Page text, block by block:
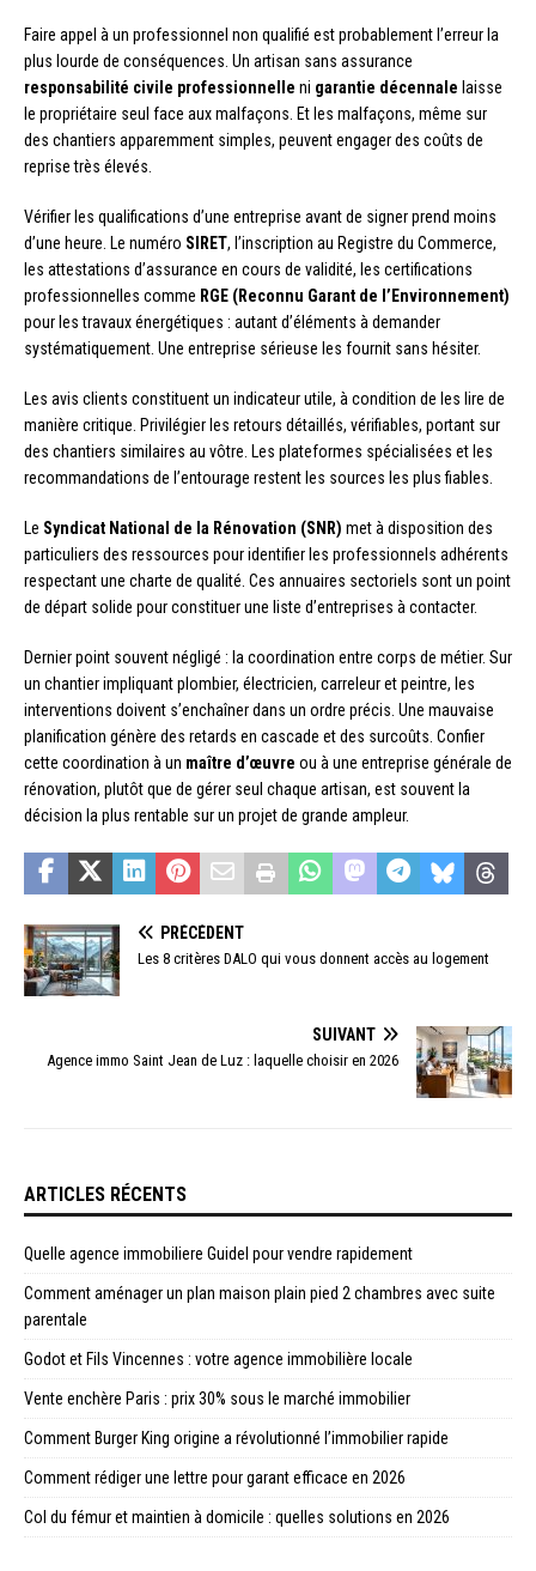
Faire appel à un professionnel non qualifié est probablement l’erreur la
plus lourde de conséquences. Un artisan sans assurance
responsabilité civile professionnelle ni garantie décennale laisse
le propriétaire seul face aux malfaçons. Et les malfaçons, même sur
des chantiers apparemment simples, peuvent engager des coûts de
reprise très élevés.
Vérifier les qualifications d’une entreprise avant de signer prend moins
d’une heure. Le numéro SIRET, l’inscription au Registre du Commerce,
les attestations d’assurance en cours de validité, les certifications
professionnelles comme RGE (Reconnu Garant de l’Environnement)
pour les travaux énergétiques : autant d’éléments à demander
systématiquement. Une entreprise sérieuse les fournit sans hésiter.
Les avis clients constituent un indicateur utile, à condition de les lire de
manière critique. Privilégier les retours détaillés, vérifiables, portant sur
des chantiers similaires au vôtre. Les plateformes spécialisées et les
recommandations de l’entourage restent les sources les plus fiables.
Le Syndicat National de la Rénovation (SNR) met à disposition des
particuliers des ressources pour identifier les professionnels adhérents
respectant une charte de qualité. Ces annuaires sectoriels sont un point
de départ solide pour constituer une liste d’entreprises à contacter.
Dernier point souvent négligé : la coordination entre corps de métier. Sur
un chantier impliquant plombier, électricien, carreleur et peintre, les
interventions doivent s’enchaîner dans un ordre précis. Une mauvaise
planification génère des retards en cascade et des surcoûts. Confier
cette coordination à un maître d’œuvre ou à une entreprise générale de
rénovation, plutôt que de gérer seul chaque artisan, est souvent la
décision la plus rentable sur un projet de grande ampleur.
PRÉCÉDENT
Les 8 critères DALO qui vous donnent accès au logement
SUIVANT
Agence immo Saint Jean de Luz : laquelle choisir en 2026
ARTICLES RÉCENTS
Quelle agence immobiliere Guidel pour vendre rapidement
Comment aménager un plan maison plain pied 2 chambres avec suite
parentale
Godot et Fils Vincennes : votre agence immobilière locale
Vente enchère Paris : prix 30% sous le marché immobilier
Comment Burger King origine a révolutionné l’immobilier rapide
Comment rédiger une lettre pour garant efficace en 2026
Col du fémur et maintien à domicile : quelles solutions en 2026